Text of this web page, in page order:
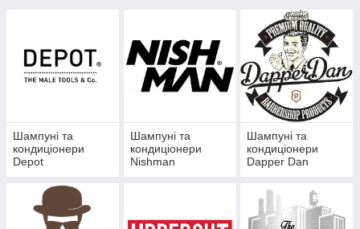
Шампуні та
кондиціонери
Depot
Шампуні та
кондиціонери
Nishman
Шампуні та
кондиціонери
Dapper Dan